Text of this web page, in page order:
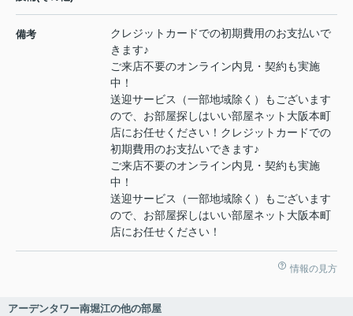
備考
クレジットカードでの初期費用のお支払いで
きます♪
ご来店不要のオンライン内見・契約も実施
中！
送迎サービス（一部地域除く）もございます
ので、お部屋探しはいい部屋ネット大阪本町
店にお任せください！クレジットカードでの
初期費用のお支払いできます♪
ご来店不要のオンライン内見・契約も実施
中！
送迎サービス（一部地域除く）もございます
ので、お部屋探しはいい部屋ネット大阪本町
店にお任せください！
情報の見方
アーデンタワー南堀江の他の部屋